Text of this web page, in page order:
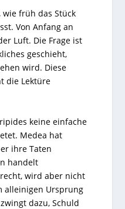
früh das Stück
Von Anfang an
Luft. Die Frage ist
geschieht,
wird. Diese
die Lektüre
keine einfache
Medea hat
ihre Taten
handelt
wird aber nicht
alleinigen Ursprung
dazu, Schuld